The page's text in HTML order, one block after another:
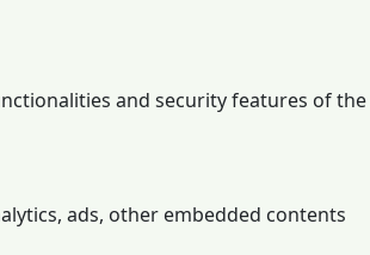
and security features of the
ads, other embedded contents